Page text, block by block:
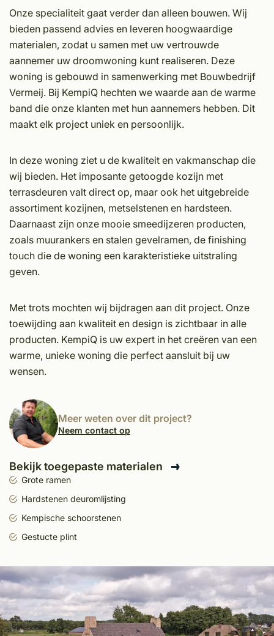
Onze specialiteit gaat verder dan alleen bouwen. Wij
bieden passend advies en leveren hoogwaardige
materialen, zodat u samen met uw vertrouwde
aannemer uw droomwoning kunt realiseren. Deze
woning is gebouwd in samenwerking met Bouwbedrijf
Vermeij. Bij KempiQ hechten we waarde aan de warme
band die onze klanten met hun aannemers hebben. Dit
maakt elk project uniek en persoonlijk.
In deze woning ziet u de kwaliteit en vakmanschap die
wij bieden. Het imposante getoogde kozijn met
terrasdeuren valt direct op, maar ook het uitgebreide
assortiment kozijnen, metselstenen en hardsteen.
Daarnaast zijn onze mooie smeedijzeren producten,
zoals muurankers en stalen gevelramen, de finishing
touch die de woning een karakteristieke uitstraling
geven.
Met trots mochten wij bijdragen aan dit project. Onze
toewijding aan kwaliteit en design is zichtbaar in alle
producten. KempiQ is uw expert in het creëren van een
warme, unieke woning die perfect aansluit bij uw
wensen.
Meer weten over dit project?
Neem contact op
Bekijk toegepaste materialen
Grote ramen
Hardstenen deuromlijsting
Kempische schoorstenen
Gestucte plint